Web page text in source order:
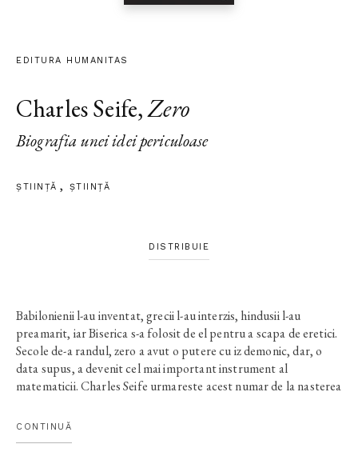
EDITURA HUMANITAS
Charles Seife,Zero
Biografia unei idei periculoase
ȘTIINŢĂ ŞTIINŢĂ
DISTRIBUIE
Babilonienii l-au inventat, grecii l-au interzis, hindusii l-au
preamarit, iar Biserica s-a folosit de el pentru a scapa de eretici.
Secole de-a randul, zero a avut o putere cu iz demonic, dar, o
data supus, a devenit cel mai important instrument al
matematicii. Charles Seife urmareste acest numar de la nasterea
fi acceptat in Europa si omagiile de care s-a bucurat in cele din
urma, ca mister al gaurilor negre. Astazi, zero este cauza uneia
CONTINUĂ